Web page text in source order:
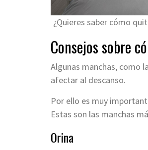
¿Quieres saber cómo
Consejos sobre
Algunas manchas, como
afectar al descanso.
Por ello es muy
Estas son las manchas
Orina